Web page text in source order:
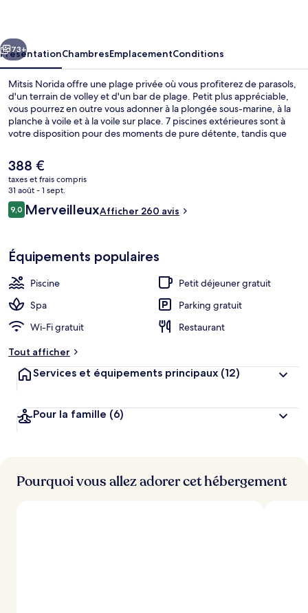
Suivant
73+
PrésentationChambresEmplacementConditions
Mitsis Norida offre une plage privée où vous profiterez de parasols,
d'un terrain de volley et d'un bar de plage. Petit plus appréciable,
vous pourrez en outre vous adonner à la plongée sous-marine, à la
planche à voile et à la voile sur place. 7 piscines extérieures sont à
votre disposition pour des moments de pure détente, tandis que
massages du spa. Les options de restauration comprennent 6
restaurants, tandis que les 3 bars en bord de piscine vous invitent à
siroter des boissons rafraîchissantes. Cet hôtel de luxe abrite en
outre 7 bars/lounges, un club pour enfants (gratuit) et une salle de
fitness. Les autres voyageurs ne disent que du bien en ce qui
concerne le personnel attentionné.
Le
prix
actuel
est
de
388 €
taxes et frais compris
31 août - 1 sept.
Avis
voyageurs
9,09,0 sur 10
MerveilleuxAfficher 260 avis
Équipements populaires
Piscine
Petit déjeuner gratuit
Spa
Parking gratuit
Wi-Fi gratuit
Restaurant
Tout afficher
Services et équipements principaux (12)
Pour la famille (6)
Pourquoi vous allez adorer cet hébergement